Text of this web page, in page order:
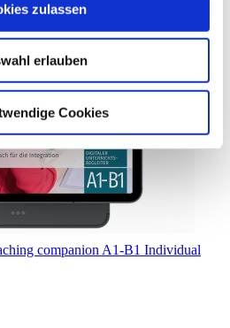
zulassen
erlauben
Cookies
companion A1-B1 Individual